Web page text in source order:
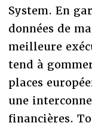
System. En
données de
meilleure
tend à
places
une
financières.